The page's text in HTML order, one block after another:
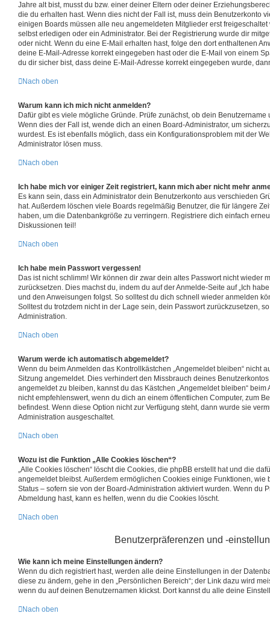
Jahre alt bist, musst du bzw. einer deiner Eltern oder deiner
die du erhalten hast. Wenn dies nicht der Fall ist, muss dein Benutzerkonto
einigen Boards müssen alle neu angemeldeten Mitglieder erst
selbst erledigen oder ein Administrator. Bei der Registrierung wurde dir
oder nicht. Wenn du eine E-Mail erhalten hast, folge den dort enthaltenen
deine E-Mail-Adresse korrekt eingegeben hast oder die E-Mail von einem
du dir sicher bist, dass deine E-Mail-Adresse korrekt eingegeben wurde,
Nach oben
Warum kann ich mich nicht anmelden?
Dafür gibt es viele mögliche Gründe. Prüfe zunächst, ob dein
Wenn dies der Fall ist, wende dich an einen Board-Administrator, um
wurdest. Es ist ebenfalls möglich, dass ein Konfigurationsproblem mit der
Administrator lösen muss.
Nach oben
Ich habe mich vor einiger Zeit registriert, kann mich aber nicht mehr
Es kann sein, dass ein Administrator dein Benutzerkonto aus verschieden
hat. Außerdem löschen viele Boards regelmäßig Benutzer, die für längere
haben, um die Datenbankgröße zu verringern. Registriere dich einfach
Diskussionen teil!
Nach oben
Ich habe mein Passwort vergessen!
Das ist nicht schlimm! Wir können dir zwar dein altes Passwort nicht wieder
zurücksetzen. Dies machst du, indem du auf der Anmelde-Seite auf „Ich
und den Anweisungen folgst. So solltest du dich schnell wieder anmelden
Solltest du trotzdem nicht in der Lage sein, dein Passwort zurückzusetzen,
Administration.
Nach oben
Warum werde ich automatisch abgemeldet?
Wenn du beim Anmelden das Kontrollkästchen „Angemeldet bleiben“ nicht
Sitzung angemeldet. Dies verhindert den Missbrauch deines
angemeldet zu bleiben, kannst du das Kästchen „Angemeldet bleiben“
nicht empfehlenswert, wenn du dich an einem öffentlichen Computer, zum
befindest. Wenn diese Option nicht zur Verfügung steht, dann wurde sie
Administration ausgeschaltet.
Nach oben
Wozu ist die Funktion „Alle Cookies löschen“?
„Alle Cookies löschen“ löscht die Cookies, die phpBB erstellt hat und die
angemeldet bleibst. Außerdem ermöglichen Cookies einige Funktionen, wie
Status – sofern sie von der Board-Administration aktiviert wurden. Wenn du
Abmeldung hast, kann es helfen, wenn du die Cookies löscht.
Nach oben
Benutzerpräferenzen und -
Wie kann ich meine Einstellungen ändern?
Wenn du dich registriert hast, werden alle deine Einstellungen in der
diese zu ändern, gehe in den „Persönlichen Bereich“; der Link dazu wird
wenn du auf deinen Benutzernamen klickst. Dort kannst du alle deine
Nach oben